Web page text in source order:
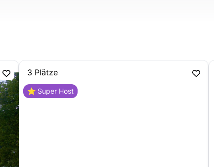
3 Plätze
⭐ Super Host